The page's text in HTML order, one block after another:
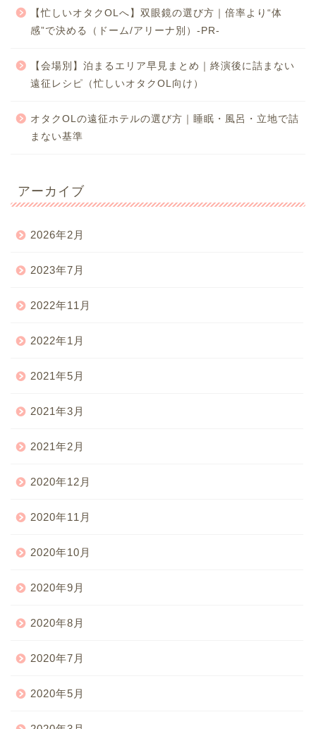
【忙しいオタクOLへ】双眼鏡の選び方｜倍率より“体
感”で決める（ドーム/アリーナ別）-PR-
【会場別】泊まるエリア早見まとめ｜終演後に詰まない
遠征レシピ（忙しいオタクOL向け）
オタクOLの遠征ホテルの選び方｜睡眠・風呂・立地で詰
まない基準
アーカイブ
2026年2月
2023年7月
2022年11月
2022年1月
2021年5月
2021年3月
2021年2月
2020年12月
2020年11月
2020年10月
2020年9月
2020年8月
2020年7月
2020年5月